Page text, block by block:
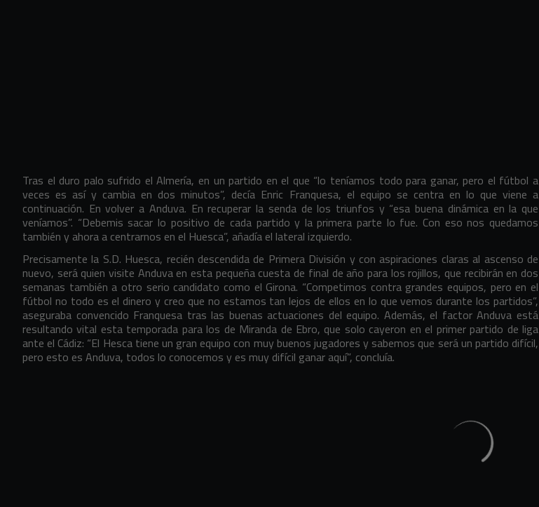
Tras el duro palo sufrido el Almería, en un partido en el que “lo teníamos todo para ganar, pero el fútbol a
veces es así y cambia en dos minutos”, decía Enric Franquesa, el equipo se centra en lo que viene a
continuación. En volver a Anduva. En recuperar la senda de los triunfos y “esa buena dinámica en la que
veníamos”. “Debemis sacar lo positivo de cada partido y la primera parte lo fue. Con eso nos quedamos
también y ahora a centrarnos en el Huesca”, añadía el lateral izquierdo.
Precisamente la S.D. Huesca, recién descendida de Primera División y con aspiraciones claras al ascenso de
nuevo, será quien visite Anduva en esta pequeña cuesta de final de año para los rojillos, que recibirán en dos
semanas también a otro serio candidato como el Girona. “Competimos contra grandes equipos, pero en el
fútbol no todo es el dinero y creo que no estamos tan lejos de ellos en lo que vemos durante los partidos”,
aseguraba convencido Franquesa tras las buenas actuaciones del equipo. Además, el factor Anduva está
resultando vital esta temporada para los de Miranda de Ebro, que solo cayeron en el primer partido de liga
ante el Cádiz: “El Hesca tiene un gran equipo con muy buenos jugadores y sabemos que será un partido difícil,
pero esto es Anduva, todos lo conocemos y es muy difícil ganar aquí”, concluía.